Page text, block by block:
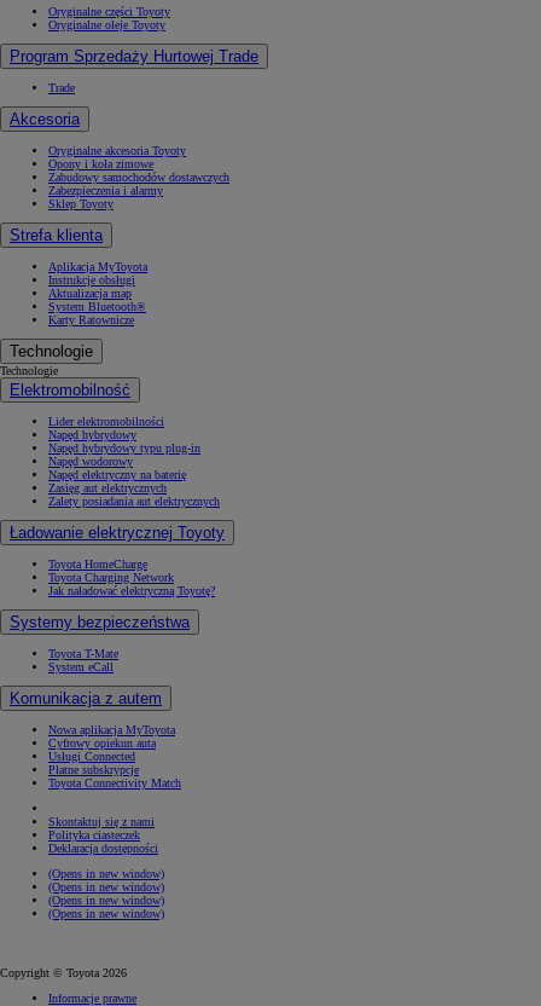
Oryginalne części Toyoty
Oryginalne oleje Toyoty
Program Sprzedaży Hurtowej Trade
Trade
Akcesoria
Oryginalne akcesoria Toyoty
Opony i koła zimowe
Zabudowy samochodów dostawczych
Zabezpieczenia i alarmy
Sklep Toyoty
Strefa klienta
Aplikacja MyToyota
Instrukcje obsługi
Aktualizacja map
System Bluetooth®
Karty Ratownicze
Technologie
Technologie
Elektromobilność
Lider elektromobilności
Napęd hybrydowy
Napęd hybrydowy typu plug-in
Napęd wodorowy
Napęd elektryczny na baterię
Zasięg aut elektrycznych
Zalety posiadania aut elektrycznych
Ładowanie elektrycznej Toyoty
Toyota HomeCharge
Toyota Charging Network
Jak naładować elektryczną Toyotę?
Systemy bezpieczeństwa
Toyota T-Mate
System eCall
Komunikacja z autem
Nowa aplikacja MyToyota
Cyfrowy opiekun auta
Usługi Connected
Płatne subskrypcje
Toyota Connectivity Match
Skontaktuj się z nami
Polityka ciasteczek
Deklaracja dostępności
(Opens in new window)
(Opens in new window)
(Opens in new window)
(Opens in new window)
Copyright © Toyota 2026
Informacje prawne